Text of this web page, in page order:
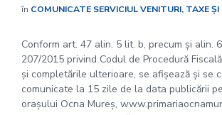
în COMUNICATE SERVICIUL VENITURI, TAXE
Conform art. 47 alin. 5 lit. b, precum și alin.
207/2015 privind Codul de Procedură
și completările ulterioare, se afișează și se
comunicate la 15 zile de la data publicării
orașului Ocna Mureș,